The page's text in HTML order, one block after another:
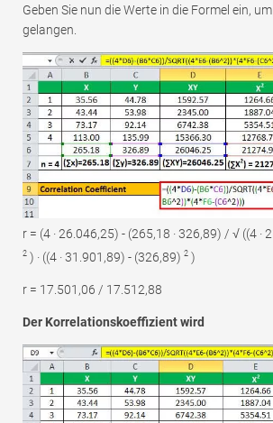
Geben Sie nun die Werte in die Formel ein,
gelangen.
r = (4 · 26.046,25) - (265,18 · 326,89) / √ ((4 ·
2 ) · ((4 · 31.901,89) - (326,89) 2 )
r = 17.501,06 / 17.512,88
Der Korrelationskoeffizient wird